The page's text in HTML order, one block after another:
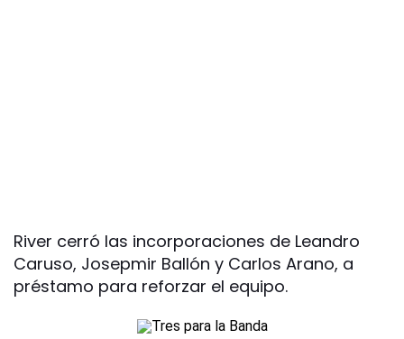
River cerró las incorporaciones de Leandro
Caruso, Josepmir Ballón y Carlos Arano, a
préstamo para reforzar el equipo.